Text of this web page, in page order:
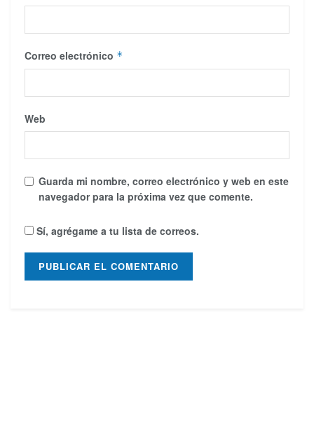
Correo electrónico *
Web
Guarda mi nombre, correo electrónico y web en este
navegador para la próxima vez que comente.
Sí, agrégame a tu lista de correos.